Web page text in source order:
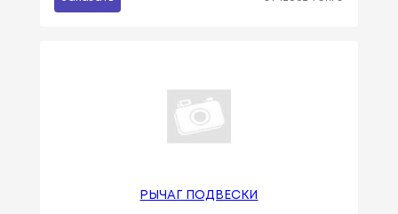
РЫЧАГ ПОДВЕСКИ